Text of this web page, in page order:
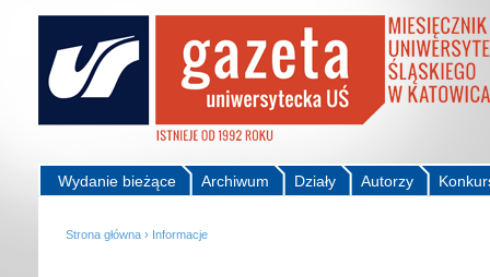
Autorzy
Działy
Archiwum
Wydanie bieżące
Strona główna › Informacje